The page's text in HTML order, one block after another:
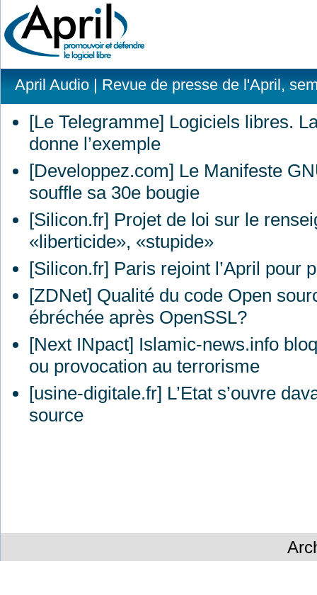
April Audio| Revue de presse de l'April,
[Le Telegramme] Logiciels libres.
donne l’exemple
[Developpez.com] Le Manifeste
souffle sa 30e bougie
[Silicon.fr] Projet de loi sur le
«liberticide», «stupide»
[Silicon.fr] Paris rejoint l’April pour
[ZDNet] Qualité du code Open
ébréchée après OpenSSL?
[Next INpact] Islamic-news.info
ou provocation au terrorisme
[usine-digitale.fr] L’Etat s’ouvre
source